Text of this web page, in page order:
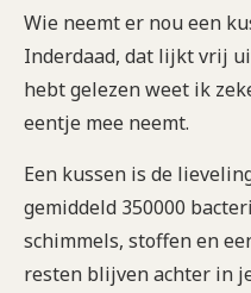
Wie neemt er nou een
Inderdaad, dat lijkt vrij
hebt gelezen weet ik
eentje mee neemt.
Een kussen is de
gemiddeld 350000
schimmels, stoffen en
resten blijven achter in